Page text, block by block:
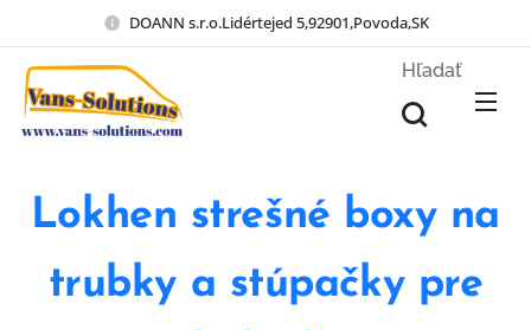
DOANN s.r.o.Lidértejed 5,92901,Povoda,SK
Hľadať
Lokhen strešné boxy na
trubky a stúpačky pre